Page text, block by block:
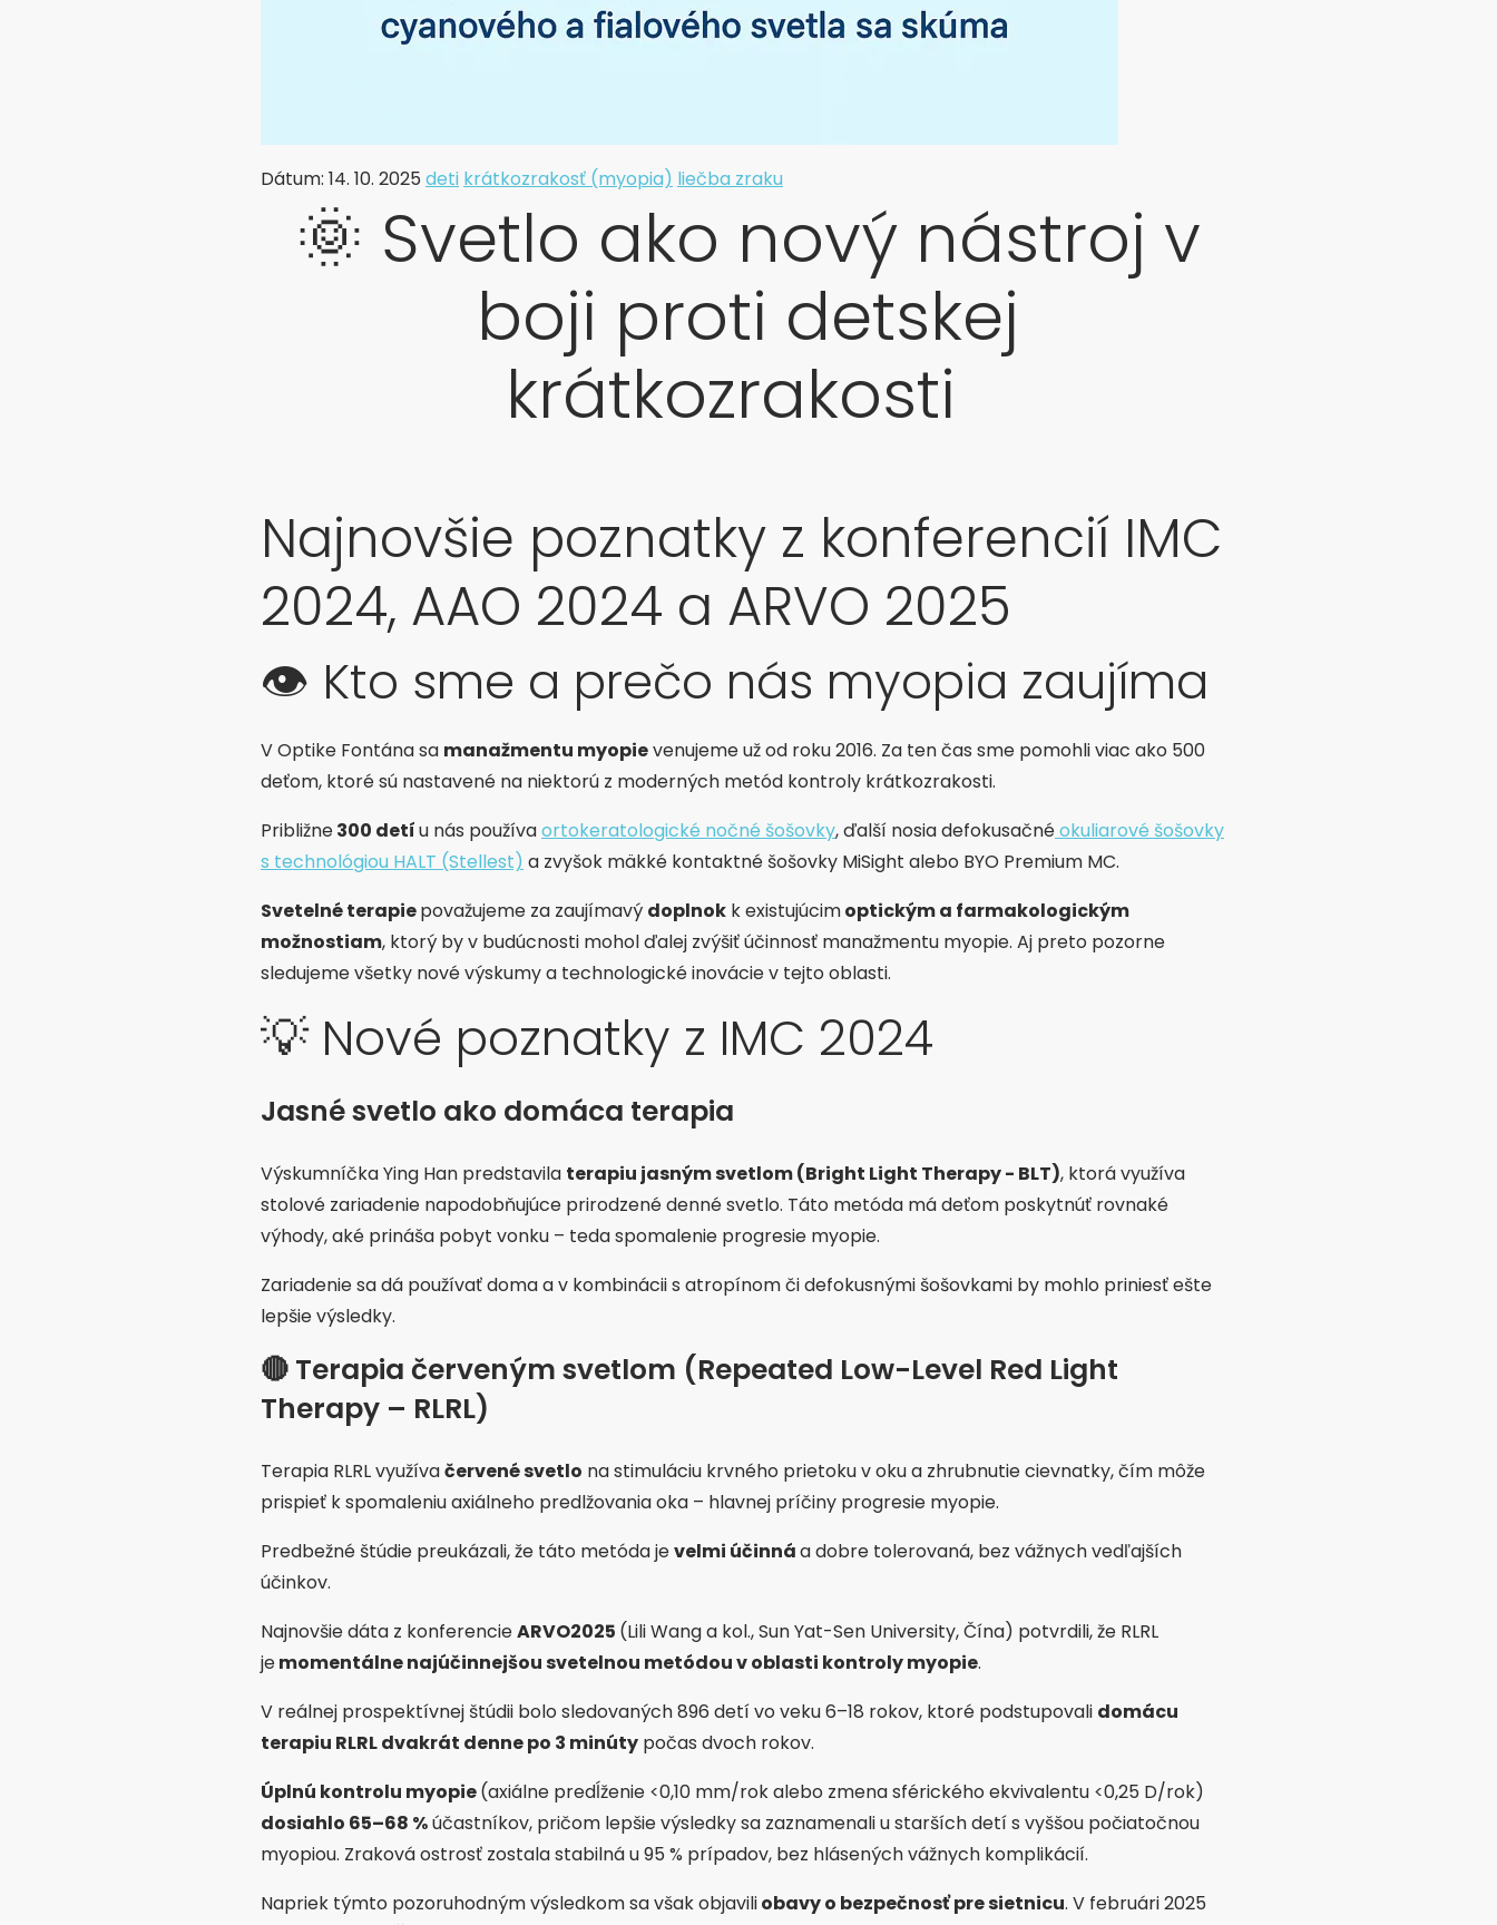
Dátum: 14. 10. 2025 deti krátkozrakosť (myopia) liečba zraku
🌞 Svetlo ako nový nástroj v
boji proti detskej
krátkozrakosti
Najnovšie poznatky z konferencií IMC
2024, AAO 2024 a ARVO 2025
👁️ Kto sme a prečo nás myopia zaujíma
V Optike Fontána sa manažmentu myopievenujeme už od roku 2016. Za ten čas sme pomohli viac ako 500
deťom, ktoré sú nastavené na niektorú z moderných metód kontroly krátkozrakosti.
Približne300 detíu nás používaortokeratologické nočné šošovky, ďalší nosia defokusačnéokuliarové šošovky
s technológiou HALT (Stellest) a zvyšok mäkké kontaktné šošovky MiSight alebo BYO Premium MC.
Svetelné terapiepovažujeme za zaujímavý doplnok k existujúcimoptickým a farmakologickým
možnostiam, ktorý by v budúcnosti mohol ďalej zvýšiť účinnosť manažmentu myopie. Aj preto pozorne
sledujeme všetky nové výskumy a technologické inovácie v tejto oblasti.
💡 Nové poznatky z IMC 2024
Jasné svetlo ako domáca terapia
Výskumníčka Ying Han predstavila terapiu jasným svetlom (Bright Light Therapy - BLT), ktorá využíva
stolové zariadenie napodobňujúce prirodzené denné svetlo. Táto metóda má deťom poskytnúť rovnaké
výhody, aké prináša pobyt vonku – teda spomalenie progresie myopie.
Zariadenie sa dá používať doma a v kombinácii s atropínom či defokusnými šošovkami by mohlo priniesť ešte
lepšie výsledky.
🔴 Terapia červeným svetlom (Repeated Low-Level Red Light
Therapy – RLRL)
Terapia RLRL využívačervené svetlo na stimuláciu krvného prietoku v oku a zhrubnutie cievnatky, čím môže
prispieť k spomaleniu axiálneho predlžovania oka – hlavnej príčiny progresie myopie.
Predbežné štúdie preukázali, že táto metóda jevelmi účinnáa dobre tolerovaná, bez vážnych vedľajších
účinkov.
Najnovšie dáta z konferencieARVO2025 (Lili Wang a kol., Sun Yat-Sen University, Čína) potvrdili, že RLRL
jemomentálne najúčinnejšou svetelnou metódou v oblasti kontroly myopie.
V reálnej prospektívnej štúdii bolo sledovaných 896 detí vo veku 6–18 rokov, ktoré podstupovali domácu
terapiu RLRL dvakrát denne po 3 minúty počas dvoch rokov.
Úplnú kontrolu myopie(axiálne predĺženie <0,10 mm/rok alebo zmena sférického ekvivalentu <0,25 D/rok)
dosiahlo 65–68 %účastníkov, pričom lepšie výsledky sa zaznamenali u starších detí s vyššou počiatočnou
myopiou. Zraková ostrosť zostala stabilná u 95 % prípadov, bez hlásených vážnych komplikácií.
Napriek týmto pozoruhodným výsledkom sa však objaviliobavy o bezpečnosť pre sietnicu. V februári 2025